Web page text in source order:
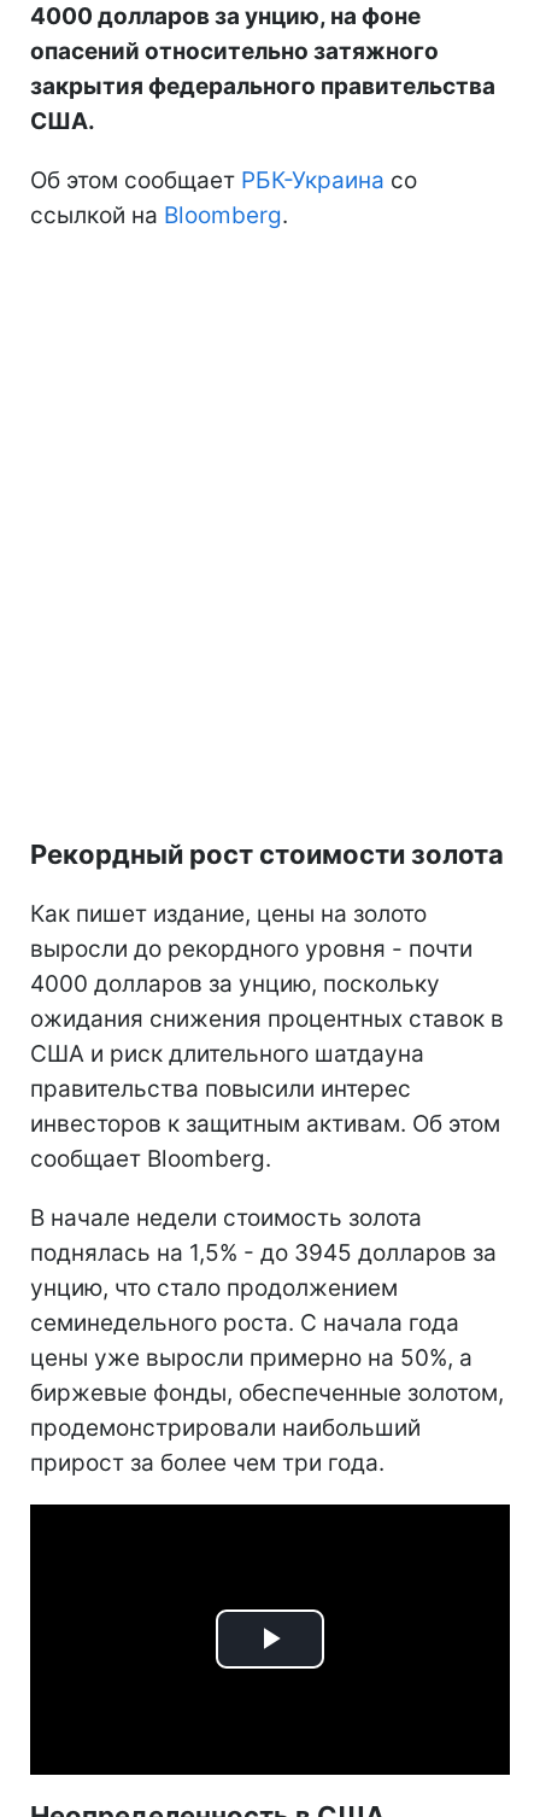
4000 долларов за унцию, на фоне
опасений относительно затяжного
закрытия федерального правительства
США.
Об этом сообщает РБК-Украина со
ссылкой на Bloomberg.
Рекордный рост стоимости золота
Как пишет издание, цены на золото
выросли до рекордного уровня - почти
4000 долларов за унцию, поскольку
ожидания снижения процентных ставок в
США и риск длительного шатдауна
правительства повысили интерес
инвесторов к защитным активам. Об этом
сообщает Bloomberg.
В начале недели стоимость золота
поднялась на 1,5% - до 3945 долларов за
унцию, что стало продолжением
семинедельного роста. С начала года
цены уже выросли примерно на 50%, а
биржевые фонды, обеспеченные золотом,
продемонстрировали наибольший
прирост за более чем три года.
Play